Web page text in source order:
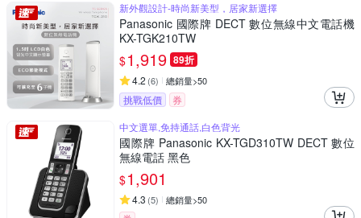
新外觀設計-時尚新美型，居家新選擇
Panasonic 國際牌 DECT 數位無線中文電話機
KX-TGK210TW
$1,919 89折
4.2 (6) 總銷量>50
挑戰低價
券
中文選單,免持通話,白色背光
國際牌 Panasonic KX-TGD310TW DECT 數位
無線電話 黑色
$1,901
4.3 (5) 總銷量>50